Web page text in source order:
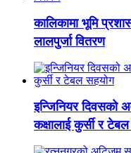
कालिकामा भूमि
लालपुर्जा वितरण
इन्जिनियर दिवसको
कक्षालाई कुर्सी र